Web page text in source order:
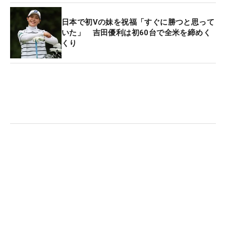
を伸ばすことはなく、首位タイに3人が並ぶ時間帯
もあるなど、団子状態が続いていた。
その均衡を打ち破ったのは、世界ランキング1位の
ネリー・コルダ（米国）だった。“終わってみればネ
日本で初Vの妹を祝福「すぐに勝つと思って
いた」 吉田優利は初60台で全米を締めく
くり